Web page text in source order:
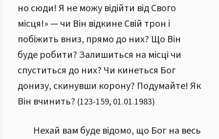
но сюди! Я не можу відійти від Свого
місця!» — чи Він відкине Свій трон і
побіжить вниз, прямо до них? Що Він
буде робити? Залишиться на місці чи
спуститься до них? Чи кинеться Бог
донизу, скинувши корону? Подумайте! Як
Він вчинить? (123-159, 01.01.1983)
Нехай вам буде відомо, що Бог на весь